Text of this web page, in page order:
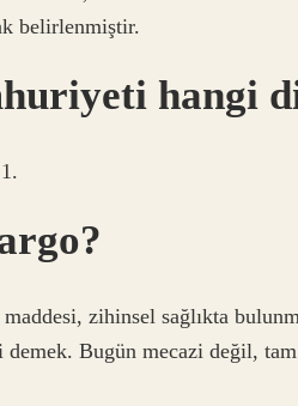
belirlenmiştir.
hangi
zihinsel sağlıkta
Bugün mecazi değil,